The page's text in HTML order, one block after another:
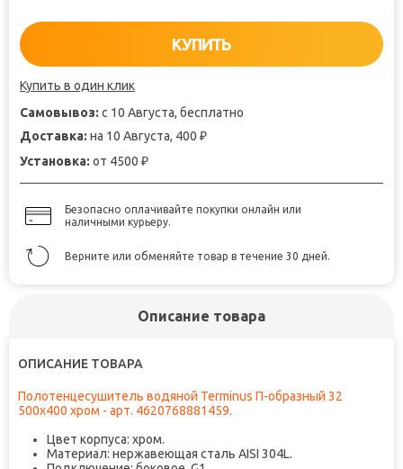
КУПИТЬ
Купить в один клик
Самовывоз: с 10 Августа, бесплатно
Доставка: на 10 Августа, 400 ₽
Установка: от 4500 ₽
Безопасно оплачивайте покупки онлайн или
наличными курьеру.
Верните или обменяйте товар в течение 30 дней.
Описание товара
ОПИСАНИЕ ТОВАРА
Полотенцесушитель водяной Terminus П-образный 32
500x400 хром - арт. 4620768881459.
Цвет корпуса: хром.
Материал: нержавеющая сталь AISI 304L.